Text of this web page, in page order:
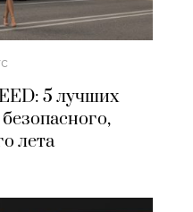
5 лучших
лета